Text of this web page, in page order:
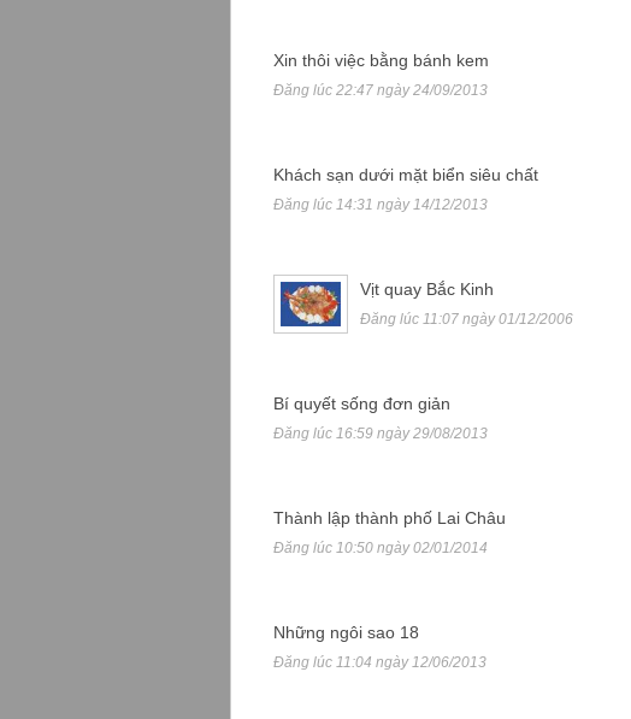
Xin thôi việc bằng bánh kem
Đăng lúc 22:47 ngày 24/09/2013
Khách sạn dưới mặt biển siêu chất
Đăng lúc 14:31 ngày 14/12/2013
Vịt quay Bắc Kinh
Đăng lúc 11:07 ngày 01/12/2006
Bí quyết sống đơn giản
Đăng lúc 16:59 ngày 29/08/2013
Thành lập thành phố Lai Châu
Đăng lúc 10:50 ngày 02/01/2014
Những ngôi sao 18
Đăng lúc 11:04 ngày 12/06/2013